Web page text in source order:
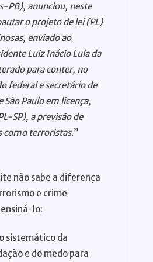
PB), anunciou, neste
o projeto de lei (PL)
enviado ao
Luiz Inácio Lula da
para conter, no
federal e secretário de
São Paulo em licença,
SP), a previsão de
como terroristas.”
não sabe a diferença
e crime
lo:
sistemático da
e do medo para